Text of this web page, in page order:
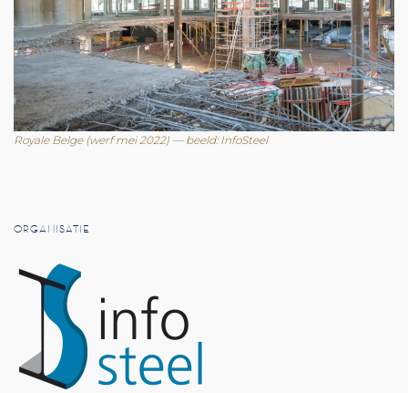
Royale Belge (werf mei 2022) — beeld: InfoSteel
ORGANISATIE